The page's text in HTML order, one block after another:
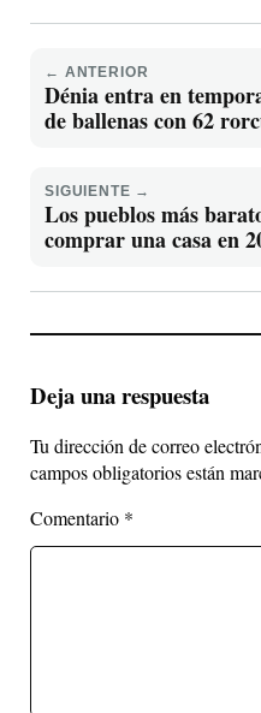
← ANTERIOR
Dénia entra en
de ballenas con 62
SIGUIENTE →
Los pueblos más
comprar una casa en
turísticos
Deja una respuesta
Tu dirección de correo
campos obligatorios están
Comentario *